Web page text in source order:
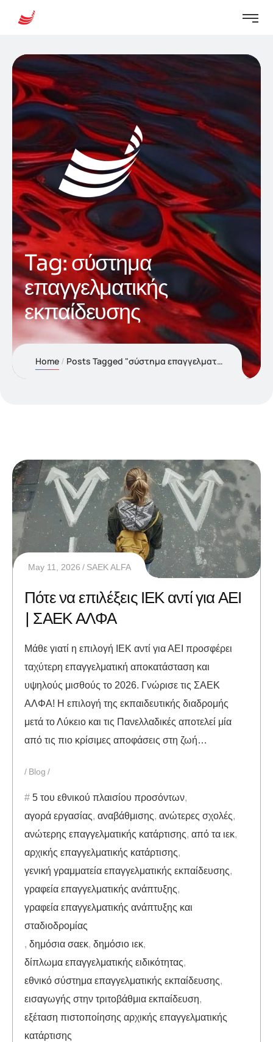
Tag:σύστημα
επαγγελματικής
εκπαίδευσης
Home Posts Tagged "σύστημα επαγγελματικής εκπαίδευσης"
May 11, 2026 SAEK ALFA
Πότε να επιλέξεις ΙΕΚ αντί για ΑΕΙ
| ΣΑΕΚ ΑΛΦΑ
Μάθε γιατί η επιλογή ΙΕΚ αντί για ΑΕΙ προσφέρει
ταχύτερη επαγγελματική αποκατάσταση και
υψηλούς μισθούς το 2026. Γνώρισε τις ΣΑΕΚ
ΑΛΦΑ! Η επιλογή της εκπαιδευτικής διαδρομής
μετά το Λύκειο και τις Πανελλαδικές αποτελεί μία
από τις πιο κρίσιμες αποφάσεις στη ζωή…
Blog
5 του εθνικού πλαισίου προσόντων,
αγορά εργασίας, αναβάθμισης, ανώτερες σχολές,
ανώτερης επαγγελματικής κατάρτισης, από τα ιεκ,
αρχικής επαγγελματικής κατάρτισης,
γενική γραμματεία επαγγελματικής εκπαίδευσης,
γραφεία επαγγελματικής ανάπτυξης,
γραφεία επαγγελματικής ανάπτυξης και
σταδιοδρομίας
, δημόσια σαεκ, δημόσιο ιεκ,
δίπλωμα επαγγελματικής ειδικότητας,
εθνικό σύστημα επαγγελματικής εκπαίδευσης,
εισαγωγής στην τριτοβάθμια εκπαίδευση,
εξέταση πιστοποίησης αρχικής επαγγελματικής
κατάρτισης